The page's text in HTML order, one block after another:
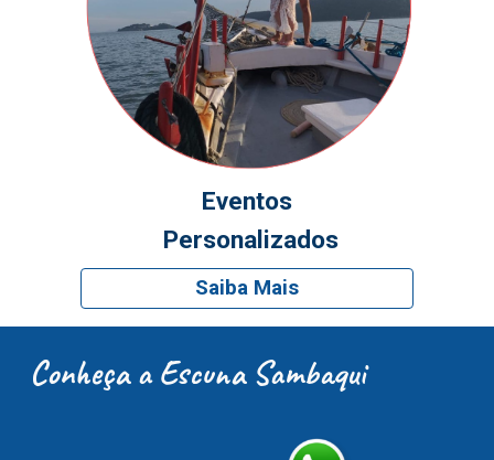
Eventos
Personalizados
Saiba Mais
Conheça a Escuna Sambaqui